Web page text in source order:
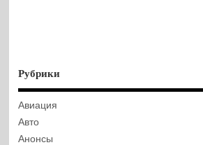
Рубрики
Авиация
Авто
Анонсы